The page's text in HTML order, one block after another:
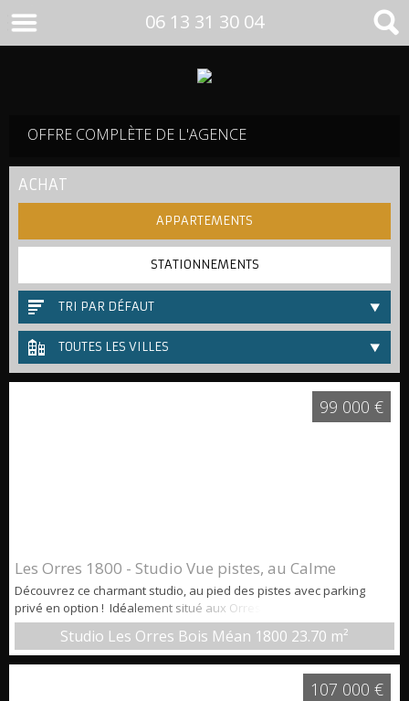
06 13 31 30 04
OFFRE COMPLÈTE DE L'AGENCE
ACHAT
APPARTEMENTS
STATIONNEMENTS
TRI PAR DÉFAUT
TOUTES LES VILLES
Les Orres 1800 - Studio Vue pistes, au Calme
Découvrez ce charmant studio, au pied des pistes avec parking
privé en option ! Idéalement situé aux Orres 1800, dans une
résidence avec piscine intérieure chauffée. Il bénéficie d'un
emplacement privilégié : à deux pas des commerces et animations,
la résidence est située en bordure du front de neige, au calme.
L'appartement dispose d'un coin nuit, et d'une pièce de vie avec
Studio Les Orres Bois Méan 1800 23.70 m²
99 000 €
107 000 €